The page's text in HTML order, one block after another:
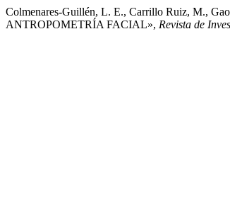
Colmenares-Guillén, L. E., Carrillo Ruiz, M.,
ANTROPOMETRÍA FACIAL», Revista de